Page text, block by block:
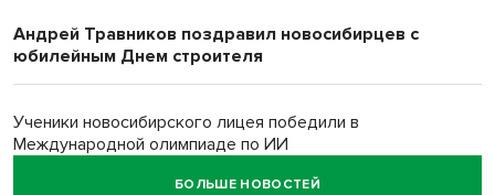
Андрей Травников поздравил новосибирцев с
юбилейным Днем строителя
Ученики новосибирского лицея победили в
Международной олимпиаде по ИИ
БОЛЬШЕ НОВОСТЕЙ